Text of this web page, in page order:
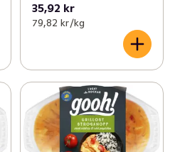
35,92 kr
79,82 kr /kg